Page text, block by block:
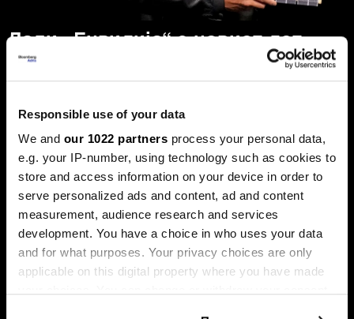
Responsible use of your data
We and our 1022 partners process your personal data,
e.g. your IP-number, using technology such as cookies to
store and access information on your device in order to
serve personalized ads and content, ad and content
measurement, audience research and services
development. You have a choice in who uses your data
and for what purposes. Your privacy choices are only
applicable on this digital property where you have made
Дали „Енвидија“ е новиот дот-
ком балон, каде оди златото и
што планира Фед
прашања. Технолошкиот гигант „Енвидија“ ја проби
границата на пазарна капитализација од пет билиони
долари, поттикнувајќи дебати за нов балон, додека
златото, по рекордните височини, доживеа остра
корекција.